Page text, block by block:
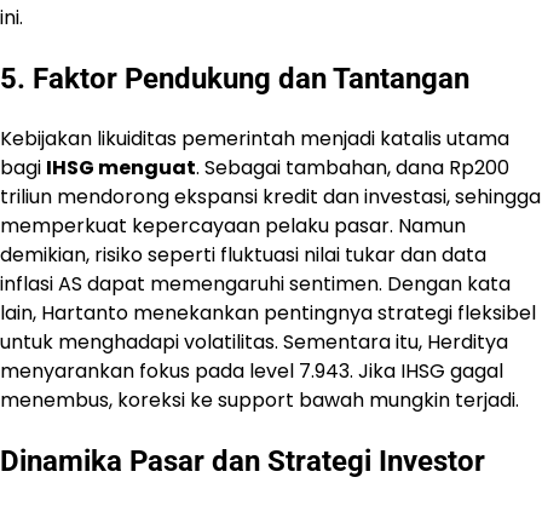
ini.
5. Faktor Pendukung dan Tantangan
Kebijakan likuiditas pemerintah menjadi katalis utama
bagi IHSG menguat. Sebagai tambahan, dana Rp200
triliun mendorong ekspansi kredit dan investasi, sehingga
memperkuat kepercayaan pelaku pasar. Namun
demikian, risiko seperti fluktuasi nilai tukar dan data
inflasi AS dapat memengaruhi sentimen. Dengan kata
lain, Hartanto menekankan pentingnya strategi fleksibel
untuk menghadapi volatilitas. Sementara itu, Herditya
menyarankan fokus pada level 7.943. Jika IHSG gagal
menembus, koreksi ke support bawah mungkin terjadi.
Dinamika Pasar dan Strategi Investor